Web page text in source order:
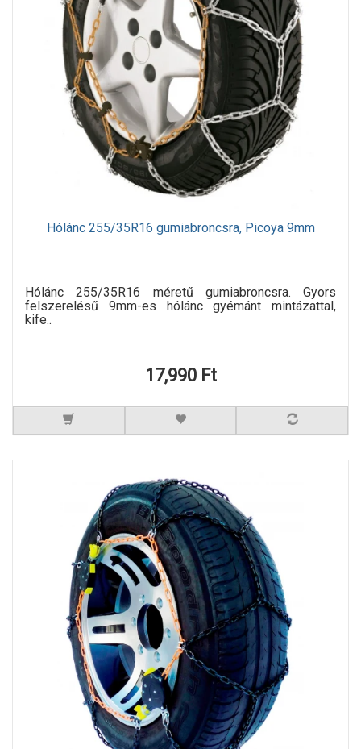
Hólánc 255/35R16 gumiabroncsra, Picoya 9mm
Hólánc 255/35R16 méretű gumiabroncsra. Gyors
felszerelésű 9mm-es hólánc gyémánt mintázattal,
kife..
17,990 Ft